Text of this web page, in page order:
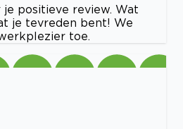
je positieve review. Wat
je tevreden bent! We
toe.